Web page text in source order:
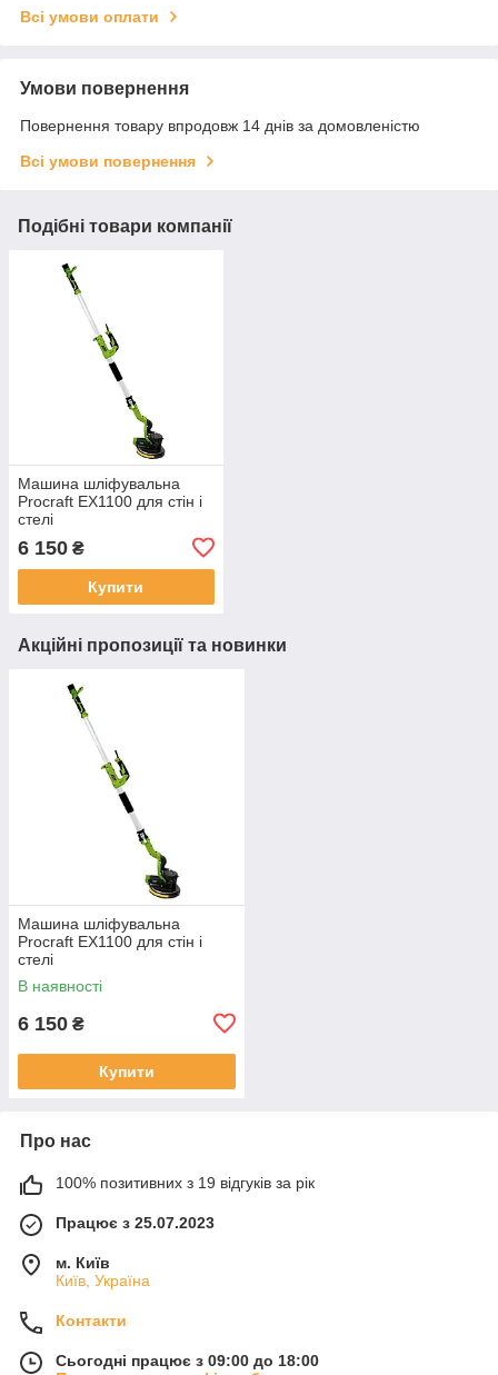
Всі умови оплати
Умови повернення
Повернення товару впродовж 14 днів за домовленістю
Всі умови повернення
Подібні товари компанії
Машина шліфувальна
Procraft EX1100 для стін і
стелі
6 150 ₴
Купити
Акційні пропозиції та новинки
Машина шліфувальна
Procraft EX1100 для стін і
стелі
В наявності
6 150 ₴
Купити
Про нас
100% позитивних з 19 відгуків за рік
Працює з 25.07.2023
м. Київ
Київ, Україна
Контакти
Сьогодні працює з 09:00 до 18:00